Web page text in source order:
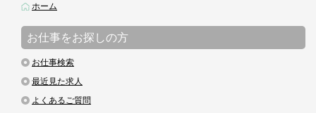
ホーム
お仕事をお探しの方
お仕事検索
最近見た求人
よくあるご質問